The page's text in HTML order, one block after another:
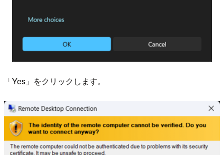
「Yes」をクリックします。